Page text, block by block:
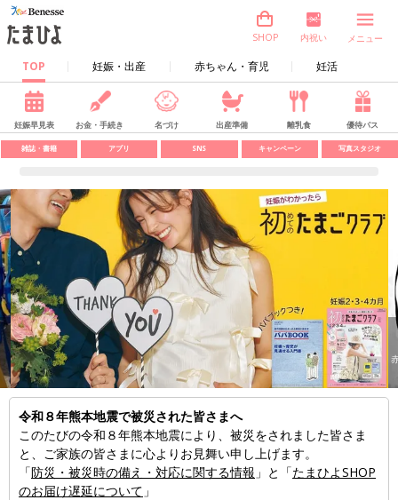
TOP 妊娠・出産 赤ちゃん・育児 妊活
SHOP 内祝い メニュー
妊娠早見表 お金・手続き 名づけ 出産準備 離乳食 優待パス
雑誌・書籍 アプリ SNS キャンペーン 写真スタジオ
令和８年熊本地震で被災された皆さまへ
このたびの令和８年熊本地震により、被災をされました皆さま
と、ご家族の皆さまに心よりお見舞い申し上げます。
「防災・被災時の備え・対応に関する情報 」と「たまひよSHOP
のお届け遅延について 」